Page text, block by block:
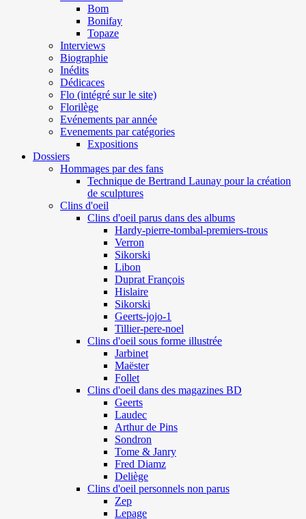
Bom
Bonifay
Topaze
Interviews
Biographie
Inédits
Dédicaces
Flo (intégré sur le site)
Florilège
Evénements par année
Evenements par catégories
Expositions
Dossiers
Hommages par des fans
Technique de Bertrand Launay pour la création
de sculptures
Clins d'oeil
Clins d'oeil parus dans des albums
Hardy-pierre-tombal-premiers-trous
Verron
Sikorski
Libon
Duprat François
Hislaire
Sikorski
Geerts-jojo-1
Tillier-pere-noel
Clins d'oeil sous forme illustrée
Jarbinet
Maëster
Follet
Clins d'oeil dans des magazines BD
Geerts
Laudec
Arthur de Pins
Sondron
Tome & Janry
Fred Diamz
Deliège
Clins d'oeil personnels non parus
Zep
Lepage